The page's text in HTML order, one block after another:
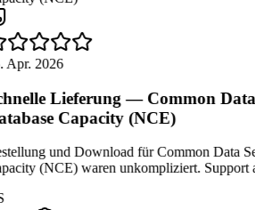
Apr. 2026
Lieferung — Common Data
Capacity (NCE)
und Download für Common Data
(NCE) waren unkompliziert. Support